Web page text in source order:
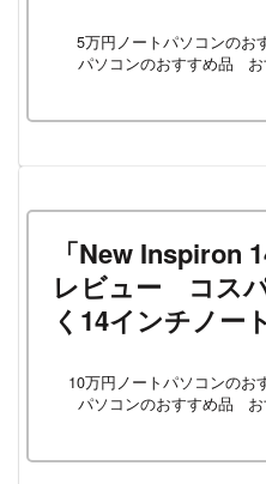
5万円ノートパソコンのお
パソコンのおすすめ品
「New Inspiron
レビュー コス
く14インチノー
10万円ノートパソコンのお
パソコンのおすすめ品